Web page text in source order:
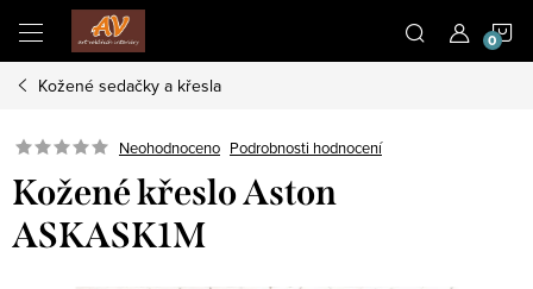
obsah
Kožené sedačky a křesla
Neohodnoceno Podrobnosti hodnocení
Kožené křeslo Aston
ASKASK1M